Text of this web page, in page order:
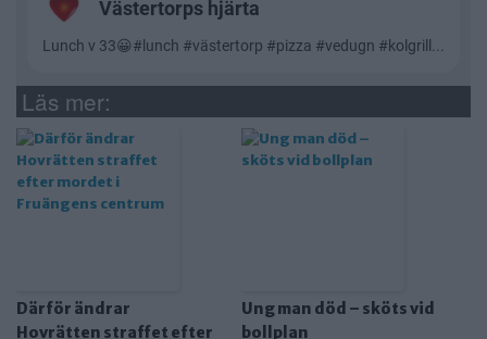
Läs mer:
Därför ändrar
Hovrätten straffet efter
Ung man död – sköts vid
bollplan